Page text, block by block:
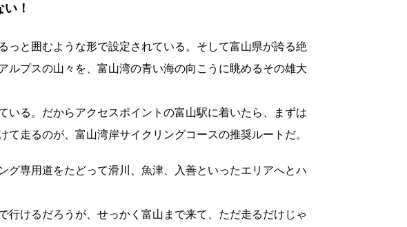
！
っと囲むような形で設定されている。そして富山県が誇る絶
ルプスの山々を、富山湾の青い海の向こうに眺めるその雄大
いる。だからアクセスポイントの富山駅に着いたら、まずは
走るのが、富山湾岸サイクリングコースの推奨ルートだ。
グ専用道をたどって滑川、魚津、入善といったエリアへとハ
けるだろうが、せっかく富山まで来て、ただ走るだけじゃ